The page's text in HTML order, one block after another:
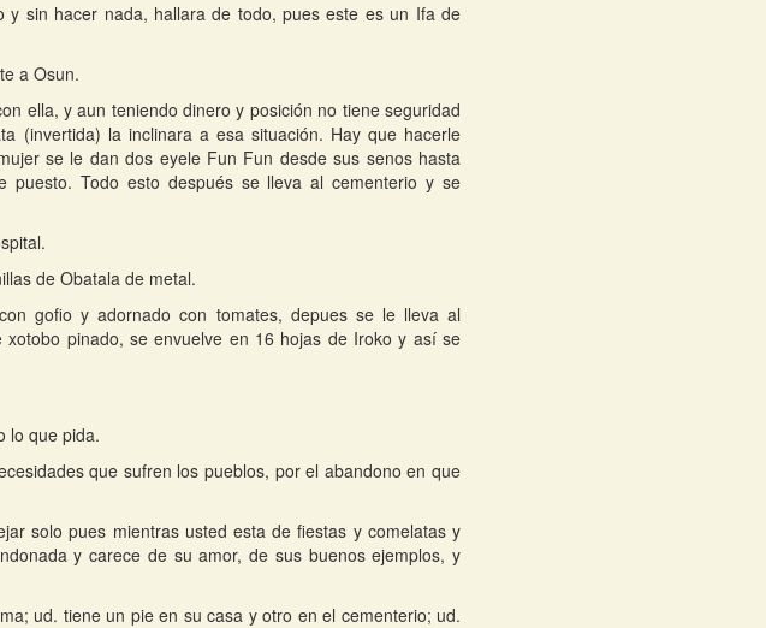
sin hacer nada, hallara de todo, pues este es un Ifa de
a Osun.
ella, y aun teniendo dinero y posición no tiene seguridad
(invertida) la inclinara a esa situación. Hay que hacerle
se le dan dos eyele Fun Fun desde sus senos hasta
puesto. Todo esto después se lleva al cementerio y se
de Obatala de metal.
gofio y adornado con tomates, depues se le lleva al
pinado, se envuelve en 16 hojas de Iroko y así se
lo que pida.
que sufren los pueblos, por el abandono en que
solo pues mientras usted esta de fiestas y comelatas y
y carece de su amor, de sus buenos ejemplos, y
ud. tiene un pie en su casa y otro en el cementerio; ud.